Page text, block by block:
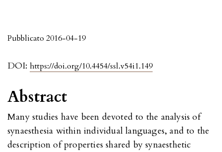
DOI: https://doi.org/10.4454/ssl.v54i1.149
Pubblicato 2016-04-19
Abstract
Many studies have been devoted to the analysis of
synaesthesia within individual languages, and to the
description of properties shared by synaesthetic